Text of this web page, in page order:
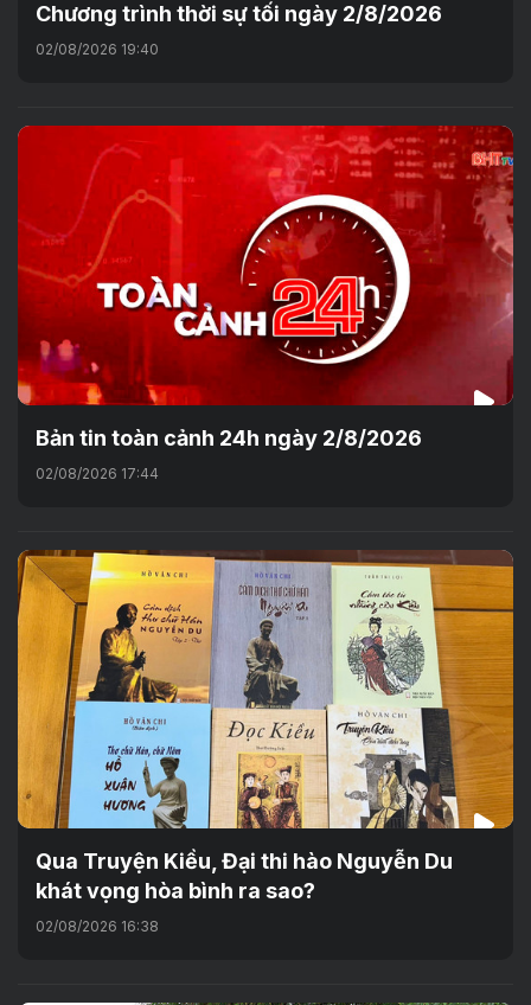
Chương trình thời sự tối ngày 2/8/2026
02/08/2026 19:40
Bản tin toàn cảnh 24h ngày 2/8/2026
02/08/2026 17:44
Qua Truyện Kiều, Đại thi hào Nguyễn Du
khát vọng hòa bình ra sao?
02/08/2026 16:38